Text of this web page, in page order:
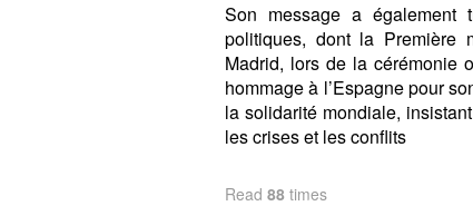
Son message a également
politiques, dont la Première
Madrid, lors de la cérémonie
hommage à l’Espagne pour
la solidarité mondiale,
les crises et les conflits
Read 88 times